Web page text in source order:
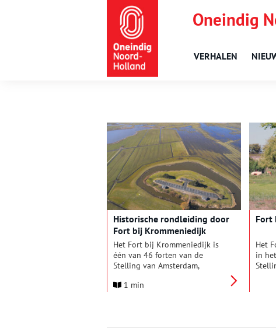
Oneindig
VERHALEN
Historische rondleiding door
Fort bij Krommeniedijk
Het Fort bij Krommeniedijk is
één van 46 forten van de
Stelling van Amsterdam,
Waterlinies en UNESCO
1 min
Fort
Het
in